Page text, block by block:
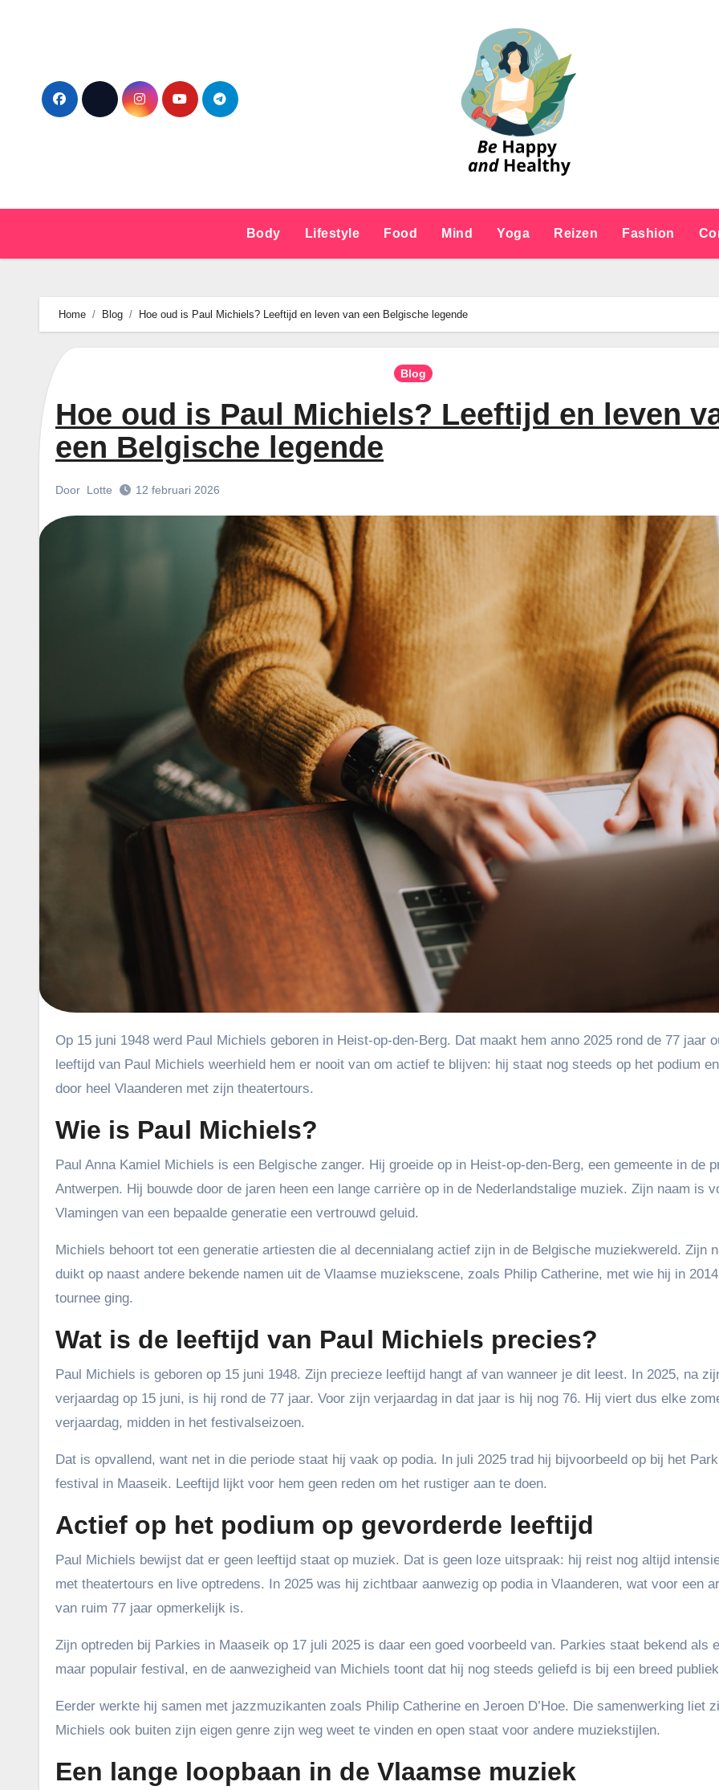
Body Lifestyle Food Mind Yoga Reizen Fashion
Home Blog Hoe oud is Paul Michiels? Leeftijd en leven van een Belgische legende
Blog
Hoe oud is Paul Michiels? Leeftijd en leven
een Belgische legende
Door Lotte 12 februari 2026
Op 15 juni 1948 werd Paul Michiels geboren in Heist-op-den-Berg. Dat maakt hem anno 2025 rond de 77 jaar oud. De
leeftijd van Paul Michiels weerhield hem er nooit van om actief te blijven: hij staat nog steeds op het podium
door heel Vlaanderen met zijn theatertours.
Wie is Paul Michiels?
Paul Anna Kamiel Michiels is een Belgische zanger. Hij groeide op in Heist-op-den-Berg, een gemeente in de
Antwerpen. Hij bouwde door de jaren heen een lange carrière op in de Nederlandstalige muziek. Zijn naam is
Vlamingen van een bepaalde generatie een vertrouwd geluid.
Michiels behoort tot een generatie artiesten die al decennialang actief zijn in de Belgische muziekwereld. Zijn
duikt op naast andere bekende namen uit de Vlaamse muziekscene, zoals Philip Catherine, met wie hij in
tournee ging.
Wat is de leeftijd van Paul Michiels precies?
Paul Michiels is geboren op 15 juni 1948. Zijn precieze leeftijd hangt af van wanneer je dit leest. In 2025, na
verjaardag op 15 juni, is hij rond de 77 jaar. Voor zijn verjaardag in dat jaar is hij nog 76. Hij viert dus elke
verjaardag, midden in het festivalseizoen.
Dat is opvallend, want net in die periode staat hij vaak op podia. In juli 2025 trad hij bijvoorbeeld op bij het
festival in Maaseik. Leeftijd lijkt voor hem geen reden om het rustiger aan te doen.
Actief op het podium op gevorderde leeftijd
Paul Michiels bewijst dat er geen leeftijd staat op muziek. Dat is geen loze uitspraak: hij reist nog altijd
met theatertours en live optredens. In 2025 was hij zichtbaar aanwezig op podia in Vlaanderen, wat voor een
van ruim 77 jaar opmerkelijk is.
Zijn optreden bij Parkies in Maaseik op 17 juli 2025 is daar een goed voorbeeld van. Parkies staat bekend als
maar populair festival, en de aanwezigheid van Michiels toont dat hij nog steeds geliefd is bij een breed
Eerder werkte hij samen met jazzmuzikanten zoals Philip Catherine en Jeroen D’Hoe. Die samenwerking liet
Michiels ook buiten zijn eigen genre zijn weg weet te vinden en open staat voor andere muziekstijlen.
Een lange loopbaan in de Vlaamse muziek